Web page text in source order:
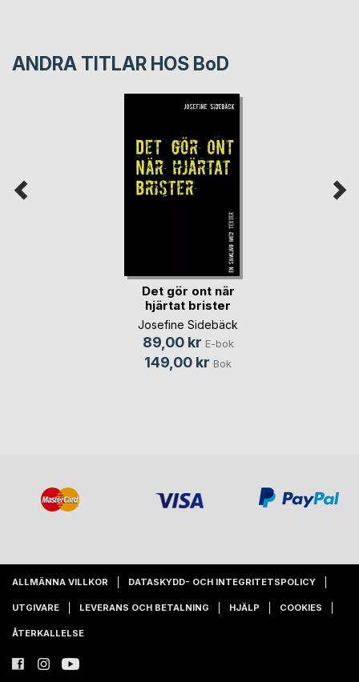
ANDRA TITLAR HOS BoD
Det gör ont när
hjärtat brister
Josefine Sidebäck
89,00 kr E-bok
149,00 kr Bok
ALLMÄNNA VILLKOR DATASKYDD- OCH INTEGRITETSPOLICY
UTGIVARE LEVERANS OCH BETALNING HJÄLP COOKIES
ÅTERKALLELSE